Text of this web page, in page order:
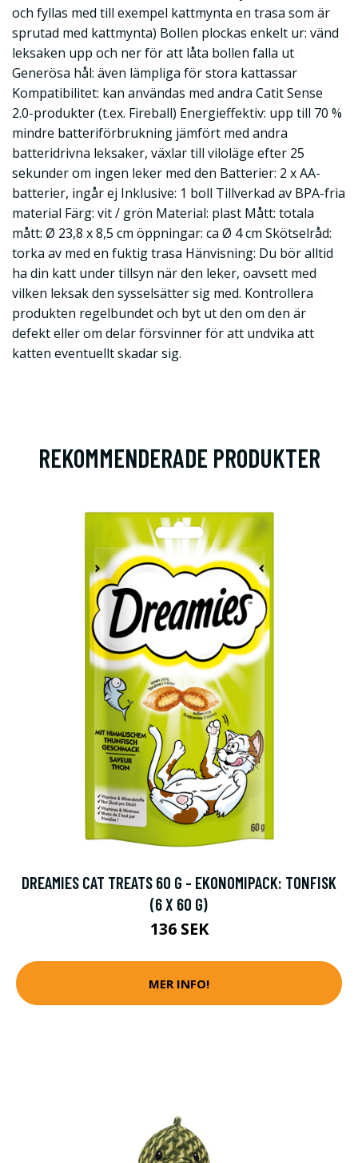
och fyllas med till exempel kattmynta en trasa som är
sprutad med kattmynta) Bollen plockas enkelt ur: vänd
leksaken upp och ner för att låta bollen falla ut
Generösa hål: även lämpliga för stora kattassar
Kompatibilitet: kan användas med andra Catit Sense
2.0-produkter (t.ex. Fireball) Energieffektiv: upp till 70 %
mindre batteriförbrukning jämfört med andra
batteridrivna leksaker, växlar till viloläge efter 25
sekunder om ingen leker med den Batterier: 2 x AA-
batterier, ingår ej Inklusive: 1 boll Tillverkad av BPA-fria
material Färg: vit / grön Material: plast Mått: totala
mått: Ø 23,8 x 8,5 cm öppningar: ca Ø 4 cm Skötselråd:
torka av med en fuktig trasa Hänvisning: Du bör alltid
ha din katt under tillsyn när den leker, oavsett med
vilken leksak den sysselsätter sig med. Kontrollera
produkten regelbundet och byt ut den om den är
defekt eller om delar försvinner för att undvika att
katten eventuellt skadar sig.
REKOMMENDERADE PRODUKTER
DREAMIES CAT TREATS 60 G - EKONOMIPACK: TONFISK
(6 X 60 G)
136 SEK
MER INFO!